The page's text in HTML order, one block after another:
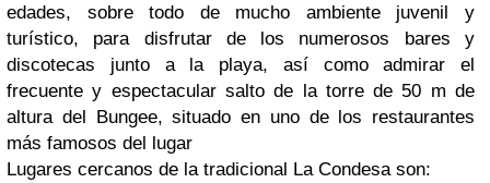
edades, sobre todo de mucho ambiente juvenil y
turístico, para disfrutar de los numerosos bares y
discotecas junto a la playa, así como admirar el
frecuente y espectacular salto de la torre de 50 m de
altura del Bungee, situado en uno de los restaurantes
más famosos del lugar
Lugares cercanos de la tradicional La Condesa son: